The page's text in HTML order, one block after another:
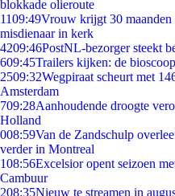
blokkade olieroute
1109:49Vrouw krijgt 30
misdienaar in kerk
4209:46PostNL-bezorger steekt
609:45Trailers kijken: de
2509:32Wegpiraat scheurt met
Amsterdam
709:28Aanhoudende droogte
Holland
008:59Van de Zandschulp
verder in Montreal
108:56Excelsior opent seizoen
Cambuur
208:35Nieuw te streamen in